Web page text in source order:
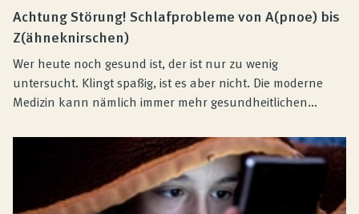
Achtung Störung! Schlafprobleme von A(pnoe) bis
Z(ähneknirschen)
Wer heute noch gesund ist, der ist nur zu wenig
untersucht. Klingt spaßig, ist es aber nicht. Die moderne
Medizin kann nämlich immer mehr gesundheitlichen...